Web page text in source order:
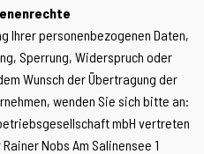
Ihrer personenbezogenen Daten,
Sperrung, Widerspruch oder
Wunsch der Übertragung der
wenden Sie sich bitte an:
mbH vertreten
Nobs Am Salinensee 1